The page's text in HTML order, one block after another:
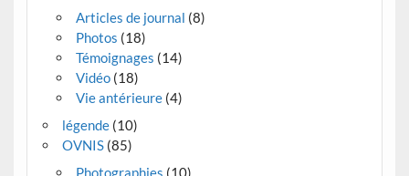
Articles de journal (8)
Photos (18)
Témoignages (14)
Vidéo(18)
Vie antérieure(4)
légende(10)
OVNIS(85)
Photographies (10)